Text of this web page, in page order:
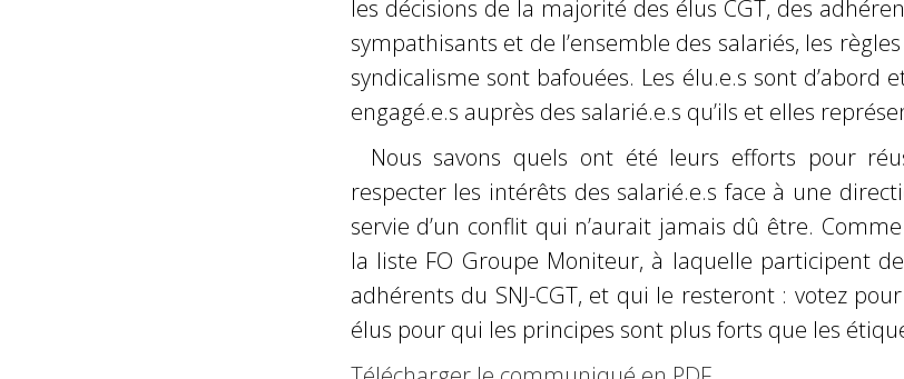
les décisions de la majorité des élus CGT, des
sympathisants et de l’ensemble des salariés, les
syndicalisme sont bafouées. Les élu.e.s sont d’abord
engagé.e.s auprès des salarié.e.s qu’ils et elles
Nous savons quels ont été leurs efforts pour
respecter les intérêts des salarié.e.s face à une
servie d’un conflit qui n’aurait jamais dû être.
la liste FO Groupe Moniteur, à laquelle participent
adhérents du SNJ-CGT, et qui le resteront : votez
élus pour qui les principes sont plus forts que les